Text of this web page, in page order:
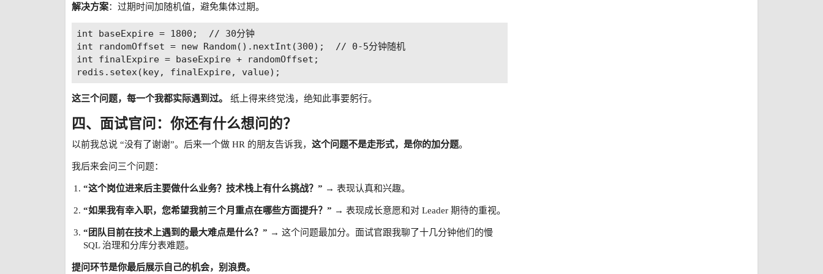
解决方案：过期时间加随机值，避免集体过期。
int baseExpire = 1800;  // 30分钟
int randomOffset = new Random().nextInt(300);  // 0-5分钟随机
int finalExpire = baseExpire + randomOffset;
这三个问题，每一个我都实际遇到过。 纸上得来终觉浅，绝知此事要躬行。
四、面试官问：你还有什么想问的？
以前我总说 “没有了谢谢”。后来一个做 HR 的朋友告诉我， 这个问题不是走形式，是你的加分题。
我后来会问三个问题：
“这个岗位进来后主要做什么业务？技术栈上有什么挑战？” → 表现认真和兴趣。
“如果我有幸入职，您希望我前三个月重点在哪些方面提升？” → 表现成长意愿和对 Leader 期待的重视。
“团队目前在技术上遇到的最大难点是什么？” → 这个问题最加分。面试官跟我聊了十几分钟他们的慢
SQL 治理和分库分表难题。
提问环节是你最后展示自己的机会，别浪费。